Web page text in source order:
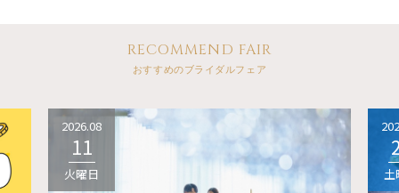
RECOMMEND FAIR
おすすめのブライダルフェア
2026.08
11
火曜日 土